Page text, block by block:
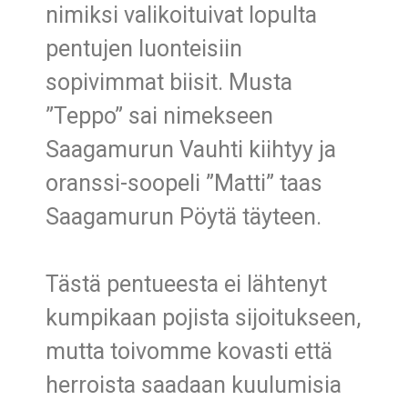
nimiksi valikoituivat lopulta
pentujen luonteisiin
sopivimmat biisit. Musta
”Teppo” sai nimekseen
Saagamurun Vauhti kiihtyy ja
oranssi-soopeli ”Matti” taas
Saagamurun Pöytä täyteen.
Tästä pentueesta ei lähtenyt
kumpikaan pojista sijoitukseen,
mutta toivomme kovasti että
herroista saadaan kuulumisia